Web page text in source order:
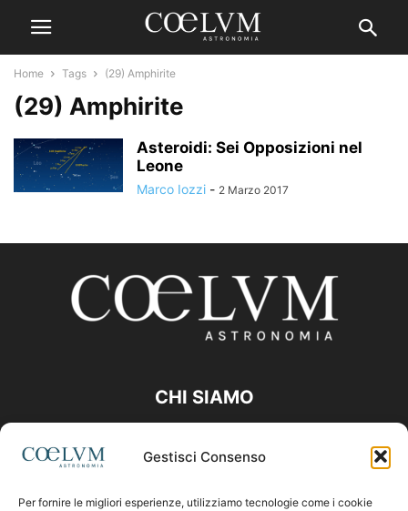
Gestisci Consenso
Per fornire le migliori esperienze, utilizziamo tecnologie come i cookie
Home Tags (29) Amphirite
(29) Amphirite
Asteroidi: Sei Opposizioni nel
Leone
Marco Iozzi - 2 Marzo 2017
CHI SIAMO
Contattaci:coelumastro@coelum.com